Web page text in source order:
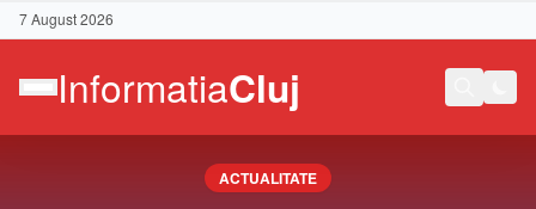
7 August 2026
ACTUALITATE